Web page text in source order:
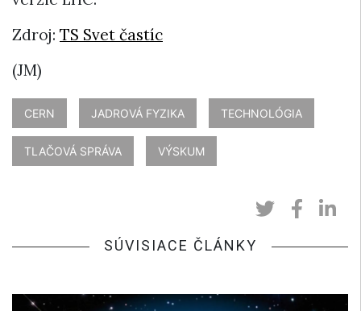
Zdroj: TS Svet častíc
(JM)
CERN JADROVÁ FYZIKA TECHNOLÓGIA
TLAČOVÁ SPRÁVA VÝSKUM
SÚVISIACE ČLÁNKY